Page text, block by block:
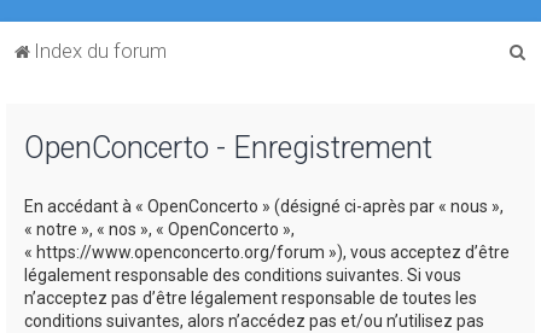
Index du forum
OpenConcerto - Enregistrement
En accédant à « OpenConcerto » (désigné ci-après par « nous »,
« notre », « nos », « OpenConcerto »,
« https://www.openconcerto.org/forum »), vous acceptez d’être
légalement responsable des conditions suivantes. Si vous
n’acceptez pas d’être légalement responsable de toutes les
conditions suivantes, alors n’accédez pas et/ou n’utilisez pas